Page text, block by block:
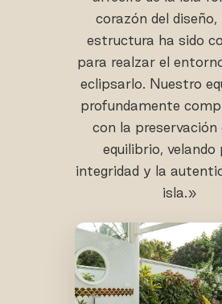
corazón del diseño,
estructura ha sido
para realzar el
eclipsarlo. Nuestro
profundamente
con la preservación
equilibrio, velando
integridad y la
isla.»